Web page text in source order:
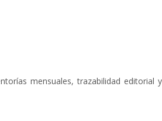
mensuales, trazabilidad editorial y